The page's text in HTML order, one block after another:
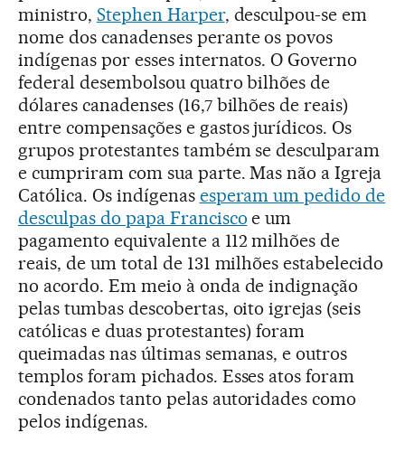
ministro, Stephen Harper, desculpou-se em
nome dos canadenses perante os povos
indígenas por esses internatos. O Governo
federal desembolsou quatro bilhões de
dólares canadenses (16,7 bilhões de reais)
entre compensações e gastos jurídicos. Os
grupos protestantes também se desculparam
e cumpriram com sua parte. Mas não a Igreja
Católica. Os indígenas esperam um pedido de
desculpas do papa Francisco e um
pagamento equivalente a 112 milhões de
reais, de um total de 131 milhões estabelecido
no acordo. Em meio à onda de indignação
pelas tumbas descobertas, oito igrejas (seis
católicas e duas protestantes) foram
queimadas nas últimas semanas, e outros
templos foram pichados. Esses atos foram
condenados tanto pelas autoridades como
pelos indígenas.